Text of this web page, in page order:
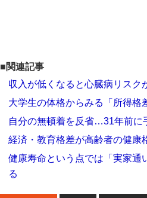
■関連記事
収入が低くなると心臓病リス
大学生の体格からみる「所得格
自分の無頓着を反省…31年前に
経済・教育格差が高齢者の健康
健康寿命という点では「実家通
る